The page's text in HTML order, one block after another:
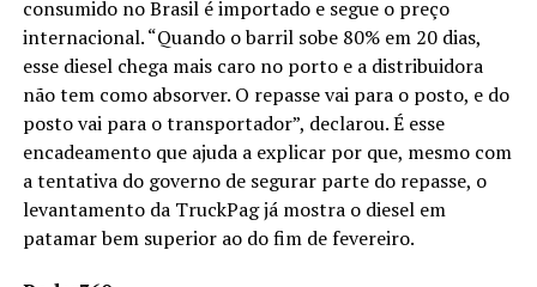
consumido no Brasil é importado e segue o preço
internacional. “Quando o barril sobe 80% em 20 dias,
esse diesel chega mais caro no porto e a distribuidora
não tem como absorver. O repasse vai para o posto, e do
posto vai para o transportador”, declarou. É esse
encadeamento que ajuda a explicar por que, mesmo com
a tentativa do governo de segurar parte do repasse, o
levantamento da TruckPag já mostra o diesel em
patamar bem superior ao do fim de fevereiro.